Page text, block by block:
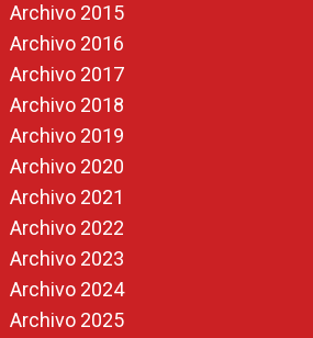
Archivo 2015
Archivo 2016
Archivo 2017
Archivo 2018
Archivo 2019
Archivo 2020
Archivo 2021
Archivo 2022
Archivo 2023
Archivo 2024
Archivo 2025